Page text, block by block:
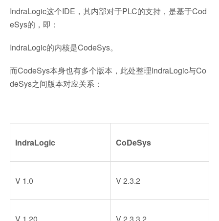
IndraLogic这个IDE，其内部对于PLC的支持，是基于Cod
eSys的，即：
IndraLogic的内核是CodeSys。
而CodeSys本身也有多个版本，此处整理IndraLogic与Co
deSys之间版本对应关系：
IndraLogic CoDeSys
V 1.0 V 2.3.2
V 1.20 V 2.3.3.2